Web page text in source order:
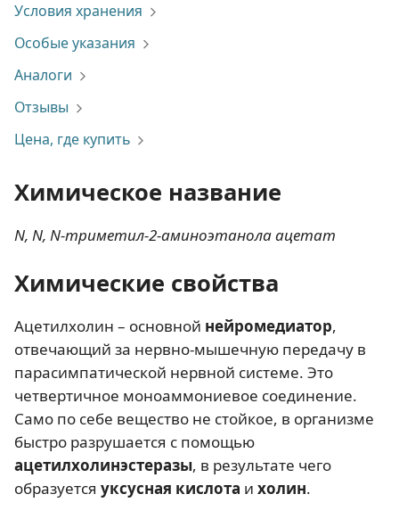
Условия хранения
Особые указания
Аналоги
Отзывы
Цена, где купить
Химическое название
N, N, N-триметил-2-аминоэтанола ацетат
Химические свойства
Ацетилхолин – основной нейромедиатор,
отвечающий за нервно-мышечную передачу в
парасимпатической нервной системе. Это
четвертичное моноаммониевое соединение.
Само по себе вещество не стойкое, в организме
быстро разрушается с помощью
ацетилхолинэстеразы, в результате чего
образуется уксусная кислота и холин.